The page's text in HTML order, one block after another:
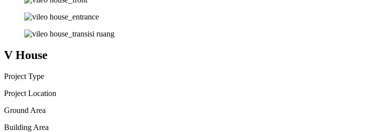
V House
Project Type
Project Location
Ground Area
Building Area